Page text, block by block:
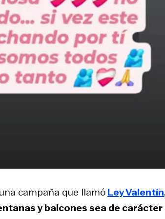
campaña que llamóLey Valentín
y balcones sea de carácter